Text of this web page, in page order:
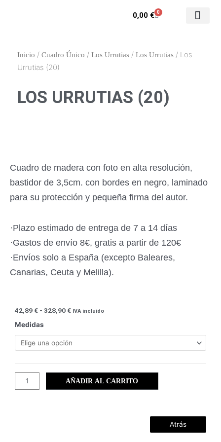
0,00 € 0
Carrito
Inicio / Cuadro Único / Los Urrutias / Los Urrutias / Los
Urrutias (20)
LOS URRUTIAS (20)
Cuadro de madera con foto en alta resolución,
bastidor de 3,5cm. con bordes en negro, laminado
para su protección y pequeña firma del autor.
·Plazo estimado de entrega de 7 a 14 días
·Gastos de envío 8€, gratis a partir de 120€
·Envíos solo a España (excepto Baleares,
Canarias, Ceuta y Melilla).
42,89€ - 328,90€Rango
desde
42,89 €
hasta
328,90 €
IVA incluido
Medidas
Los
Urrutias
(20)
AÑADIR AL CARRITO
Atrás